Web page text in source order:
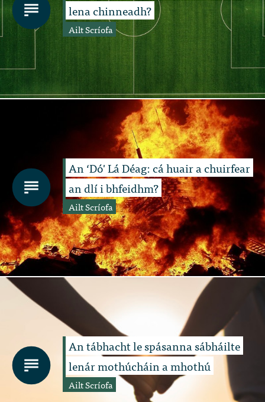
lena chinneadh?
Ailt Scríofa
An ‘Dó' Lá Déag: cá huair a chuirfear
an dlí i bhfeidhm?
Ailt Scríofa
An tábhacht le spásanna sábháilte
lenár mothúcháin a mhothú
Ailt Scríofa